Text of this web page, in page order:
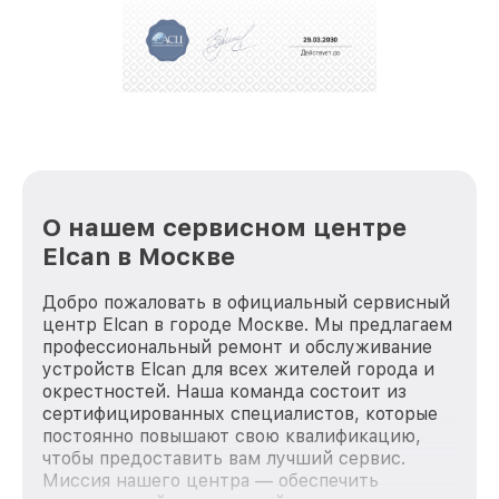
репутацию. Мы постоянно совершенствуемся и
стараемся каждый день делать наш сервис еще
О нашем сервисном центре
Elcan в Москве
Добро пожаловать в официальный сервисный
центр Elcan в городе Москве. Мы предлагаем
профессиональный ремонт и обслуживание
устройств Elcan для всех жителей города и
окрестностей. Наша команда состоит из
сертифицированных специалистов, которые
постоянно повышают свою квалификацию,
чтобы предоставить вам лучший сервис.
Миссия нашего центра — обеспечить